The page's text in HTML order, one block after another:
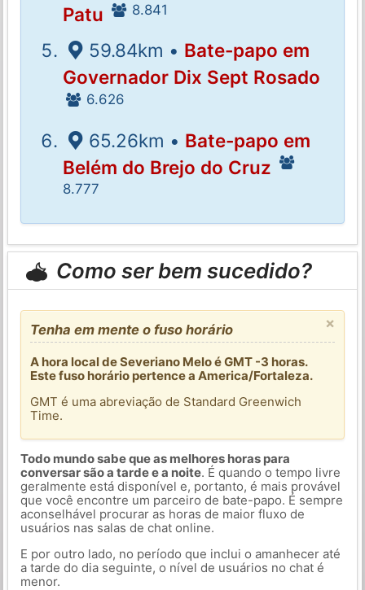
Patu
8.841
59.84km • Bate-papo em
Governador Dix Sept Rosado
6.626
65.26km • Bate-papo em
Belém do Brejo do Cruz
8.777
Como ser bem sucedido?
×
Tenha em mente o fuso horário
A hora local de Severiano Melo é GMT -3 horas.
Este fuso horário pertence a America/Fortaleza.
GMT é uma abreviação de Standard Greenwich
Time.
Todo mundo sabe que as melhores horas para
conversar são a tarde e a noite. É quando o tempo livre
geralmente está disponível e, portanto, é mais provável
que você encontre um parceiro de bate-papo. É sempre
aconselhável procurar as horas de maior fluxo de
usuários nas salas de chat online.
E por outro lado, no período que inclui o amanhecer até
a tarde do dia seguinte, o nível de usuários no chat é
menor.